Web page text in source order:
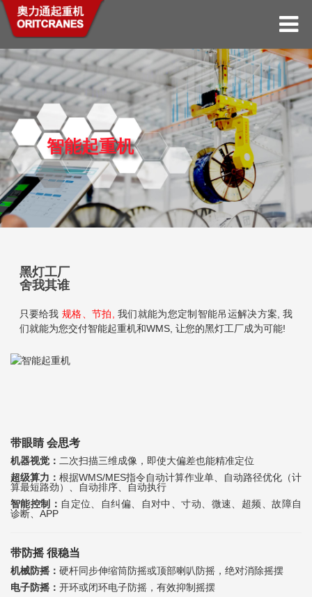
智能起重机
黑灯工厂
舍我其谁
只要给我规格、节拍,
我们就能为您定制智能吊运解决方案, 我
们就能为您交付智能起重机和WMS, 让您的黑灯工厂成为可能!
带眼睛 会思考
机器视觉： 二次扫描三维成像，即使大偏差也能精准定位
超级算力： 根据WMS/MES指令自动计算作业单、自动路径优化（计
算最短路劲）、自动排序、自动执行
智能控制： 自定位、自纠偏、自对中、寸动、微速、超频、故障自
诊断、APP
带防摇 很稳当
机械防摇： 硬杆同步伸缩筒防摇或顶部喇叭防摇，绝对消除摇摆
电子防摇： 开环或闭环电子防摇，有效抑制摇摆